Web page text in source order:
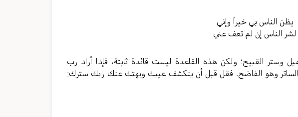
يظن الناس بي خيراً وإني
لشر الناس إن لم تعف عني
وستر القبيح؛ ولكن هذه القاعدة ليست قائدة ثابتة، فإذا أراد رب
الساتر وهو الفاضح. فقل قبل أن ينكشف عيبك ويهتك عنك ربك سترك: